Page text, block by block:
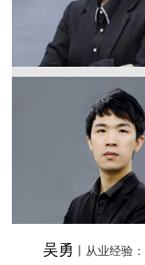
吴勇 丨从业经验：